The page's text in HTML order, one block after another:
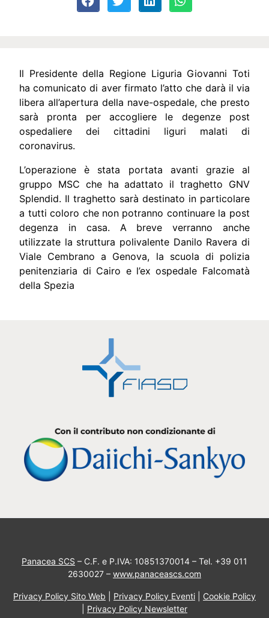
Il Presidente della Regione Liguria Giovanni Toti
ha comunicato di aver firmato l’atto che darà il via
libera all’apertura della nave-ospedale, che presto
sarà pronta per accogliere le degenze post
ospedaliere dei cittadini liguri malati di
coronavirus.
L’operazione è stata portata avanti grazie al
gruppo MSC che ha adattato il traghetto GNV
Splendid. Il traghetto sarà destinato in particolare
a tutti coloro che non potranno continuare la post
degenza in casa. A breve verranno anche
utilizzate la struttura polivalente Danilo Ravera di
Viale Cembrano a Genova, la scuola di polizia
penitenziaria di Cairo e l’ex ospedale Falcomatà
della Spezia
Panacea SCS – C.F. e P.IVA: 10851370014 – Tel. +39 011
2630027 – www.panaceascs.com
Privacy Policy Sito Web Privacy Policy Eventi
Cookie Policy
Privacy Policy Newsletter